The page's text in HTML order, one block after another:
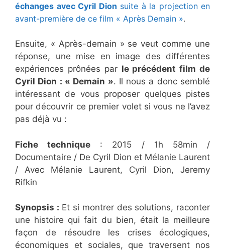
échanges avec Cyril Dion suite à la projection en
avant-première de ce film « Après Demain ».
Ensuite, « Après-demain » se veut comme une
réponse, une mise en image des différentes
expériences prônées par le précédent film de
Cyril Dion : « Demain ». Il nous a donc semblé
intéressant de vous proposer quelques pistes
pour découvrir ce premier volet si vous ne l’avez
pas déjà vu :
Fiche technique : 2015 / 1h 58min /
Documentaire / De Cyril Dion et Mélanie Laurent
/ Avec Mélanie Laurent, Cyril Dion, Jeremy
Rifkin
Synopsis : Et si montrer des solutions, raconter
une histoire qui fait du bien, était la meilleure
façon de résoudre les crises écologiques,
économiques et sociales, que traversent nos